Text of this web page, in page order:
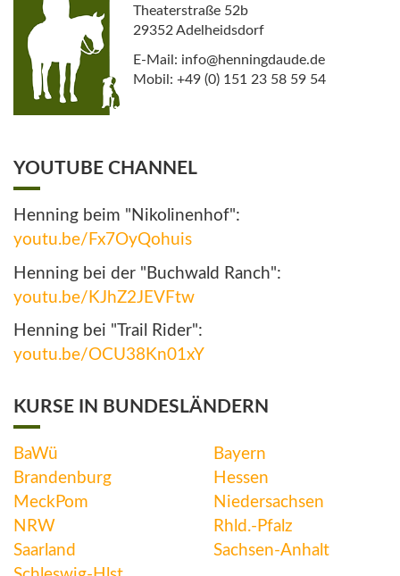
Theaterstraße 52b
29352 Adelheidsdorf
E-Mail: info@henningdaude.de
Mobil: +49 (0) 151 23 58 59 54
YOUTUBE CHANNEL
Henning beim "Nikolinenhof":
youtu.be/Fx7OyQohuis
Henning bei der "Buchwald Ranch":
youtu.be/KJhZ2JEVFtw
Henning bei "Trail Rider":
youtu.be/OCU38Kn01xY
KURSE IN BUNDESLÄNDERN
BaWü
Bayern
Brandenburg
Hessen
MeckPom
Niedersachsen
NRW
Rhld.-Pfalz
Saarland
Sachsen-Anhalt